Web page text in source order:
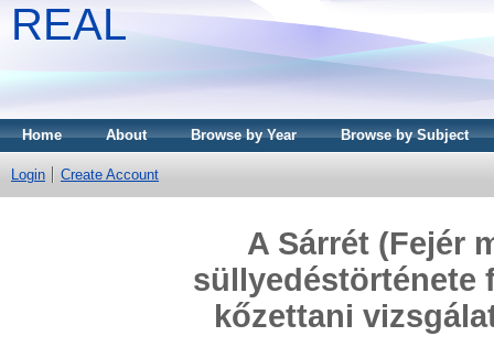
REAL
Home About Browse by Year Browse by Subject
Login Create Account
A Sárrét (Fejér
süllyedéstörténete
kőzettani